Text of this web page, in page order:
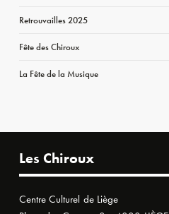
Retrouvailles 2025
Fête des Chiroux
La Fête de la Musique
Les Chiroux
Centre Culturel de Liège